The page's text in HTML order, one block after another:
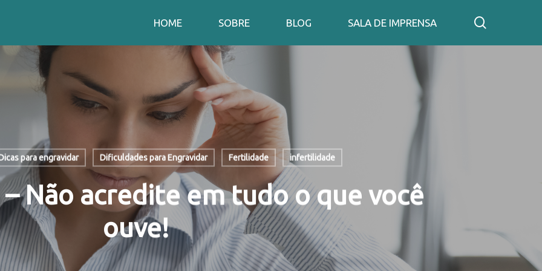
HOME SOBRE BLOG SALA DE IMPRENSA
para engravidar Dificuldades para Engravidar Fertilidade infertilidade
Não acredite em tudo o que você
ouve!